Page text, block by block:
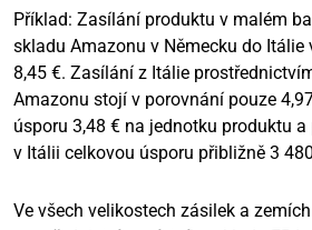
Příklad: Zasílání produktu v malém
skladu Amazonu v Německu do
8,45 €. Zasílání z Itálie
Amazonu stojí v porovnání pouze
úsporu 3,48 € na jednotku produktu
v Itálii celkovou úsporu přibližně 3
Ve všech velikostech zásilek a